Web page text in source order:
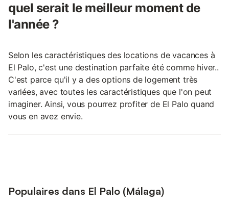
quel serait le meilleur moment de
l'année ?
Selon les caractéristiques des locations de vacances à
El Palo, c'est une destination parfaite été comme hiver..
C'est parce qu'il y a des options de logement très
variées, avec toutes les caractéristiques que l'on peut
imaginer. Ainsi, vous pourrez profiter de El Palo quand
vous en avez envie.
Populaires dans El Palo (Málaga)